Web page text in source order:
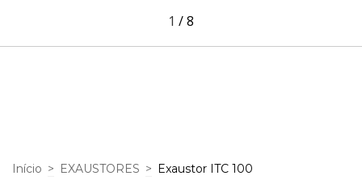
1 /8
Início > EXAUSTORES > Exaustor ITC 100